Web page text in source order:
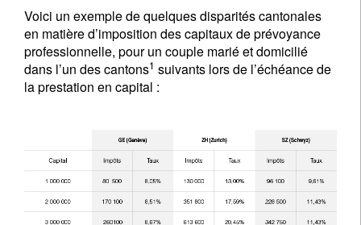
Voici un exemple de quelques disparités cantonales
en matière d’imposition des capitaux de prévoyance
professionnelle, pour un couple marié et domicilié
dans l’un des cantons1 suivants lors de l’échéance de
la prestation en capital :
Email